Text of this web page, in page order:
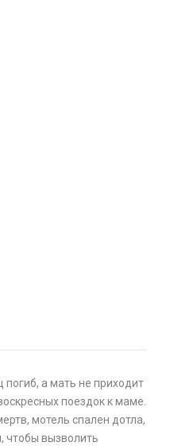
а мать не приходит
поездок к маме.
мотель спален дотла,
чтобы вызволить